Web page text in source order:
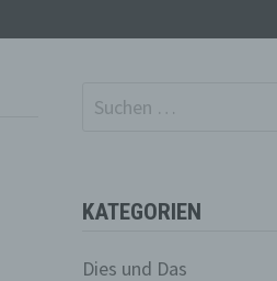
Suchen
KATEGORIEN
Dies und Das